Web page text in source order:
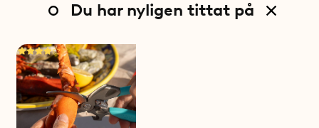
Du har nyligen tittat på